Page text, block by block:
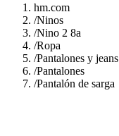
hm.com
/Ninos
/Nino 2 8a
/Ropa
/Pantalones y jeans
/Pantalones
/Pantalón de sarga